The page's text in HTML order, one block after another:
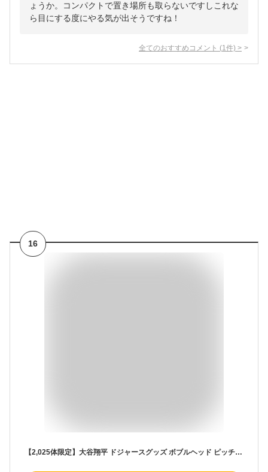
ょうか。コンパクトで置き場所も取らないですしこれな
ら目にする度にやる気が出そうですね！
全てのおすすめコメント (1 件) >
16
【2,025体限定】大谷翔平 ドジャースグッズ ボブルヘッド ピッチング (HOME) 4.5インチ（約11cm） SHOHEI OHTANI LOS ANGELES DODGERS PITCHING 4.5 INCH MINI BIGHEAD - HOME ラッピング可